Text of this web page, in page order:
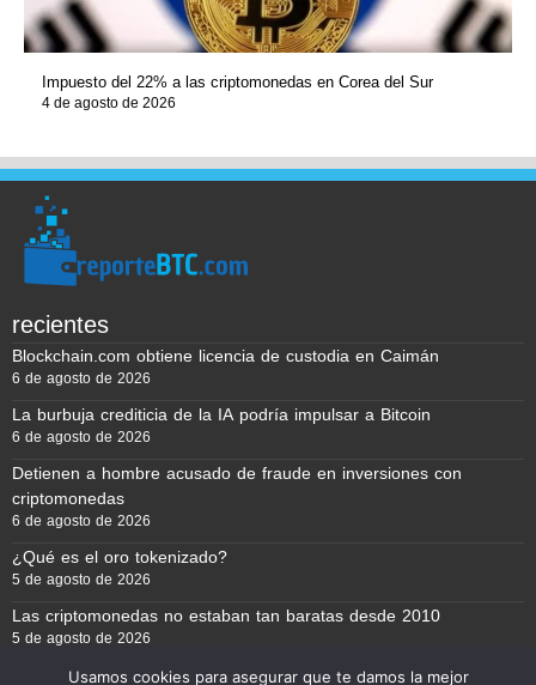
Impuesto del 22% a las criptomonedas en Corea del Sur
4 de agosto de 2026
recientes
Blockchain.com obtiene licencia de custodia en Caimán
6 de agosto de 2026
La burbuja crediticia de la IA podría impulsar a Bitcoin
6 de agosto de 2026
Detienen a hombre acusado de fraude en inversiones con
criptomonedas
6 de agosto de 2026
¿Qué es el oro tokenizado?
5 de agosto de 2026
Las criptomonedas no estaban tan baratas desde 2010
5 de agosto de 2026
Usamos cookies para asegurar que te damos la mejor